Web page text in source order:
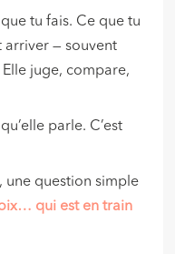
tu fais. Ce que tu
arriver — souvent
juge, compare,
parle. C’est
une question simple
qui est en train